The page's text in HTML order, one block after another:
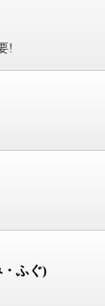
!
ふぐ)